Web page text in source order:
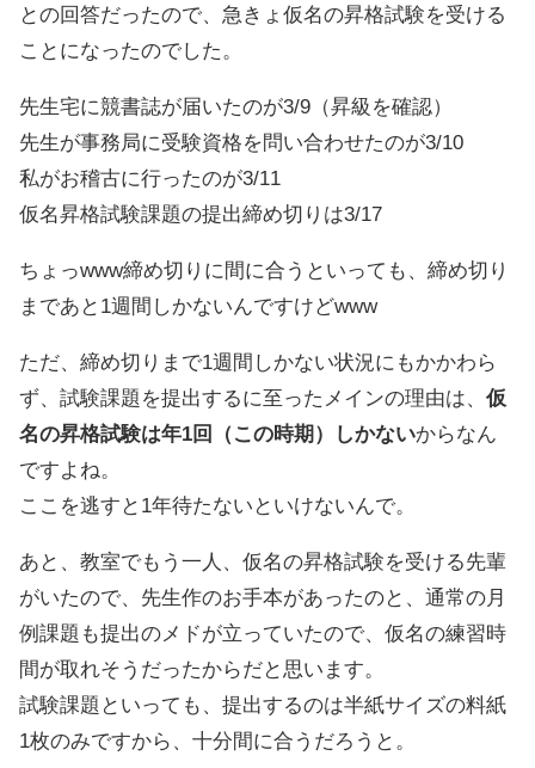
との回答だったので、急きょ仮名の昇格試験を受ける
ことになったのでした。
先生宅に競書誌が届いたのが3/9（昇級を確認）
先生が事務局に受験資格を問い合わせたのが3/10
私がお稽古に行ったのが3/11
仮名昇格試験課題の提出締め切りは3/17
ちょっwww締め切りに間に合うといっても、締め切り
まであと1週間しかないんですけどwww
ただ、締め切りまで1週間しかない状況にもかかわら
ず、試験課題を提出するに至ったメインの理由は、 仮
名の昇格試験は年1回（この時期）しかないからなん
ですよね。
ここを逃すと1年待たないといけないんで。
あと、教室でもう一人、仮名の昇格試験を受ける先輩
がいたので、先生作のお手本があったのと、通常の月
例課題も提出のメドが立っていたので、仮名の練習時
間が取れそうだったからだと思います。
試験課題といっても、提出するのは半紙サイズの料紙
1枚のみですから、十分間に合うだろうと。